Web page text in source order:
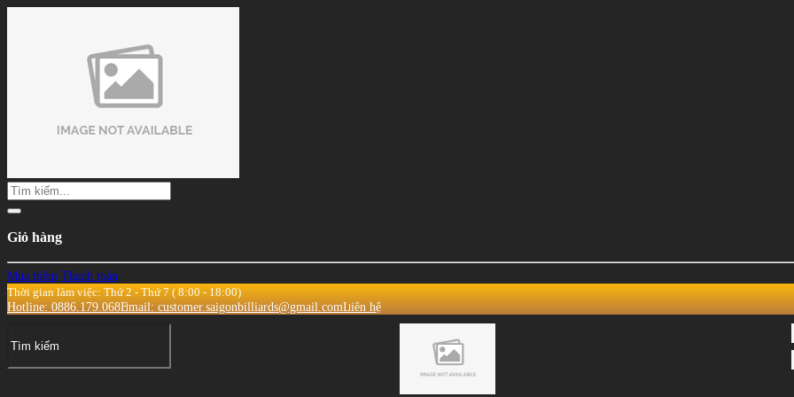
Giỏ hàng
Mua thêm Thanh toán
Thời gian làm việc: Thứ 2 - Thứ 7 ( 8:00 - 18:00)
Hotline: 0886.179.068Email: customer.saigonbilliards@gmail.comLiên hệ